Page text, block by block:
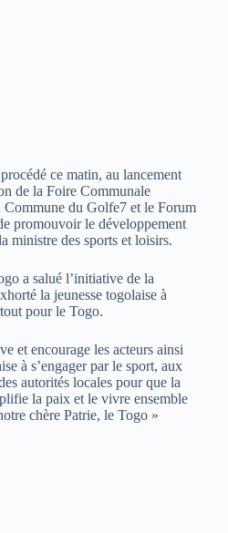
ce matin, au lancement
de la Foire Communale
Commune du Golfe7 et le Forum
promouvoir le développement
ministre des sports et loisirs.
a salué l’initiative de la
la jeunesse togolaise à
pour le Togo.
et encourage les acteurs ainsi
à s’engager par le sport, aux
autorités locales pour que la
la paix et le vivre ensemble
chère Patrie, le Togo »